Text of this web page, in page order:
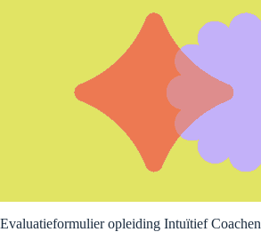
Evaluatieformulier opleiding Intuïtief Coachen